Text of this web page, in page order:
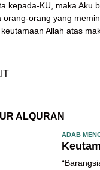
kepada-KU, maka Aku
orang-orang yang
Allah atas
ALQURAN
ADAB